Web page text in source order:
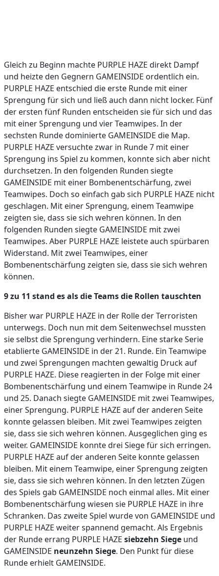
Gleich zu Beginn machte PURPLE HAZE direkt Dampf
und heizte den Gegnern GAMEINSIDE ordentlich ein.
PURPLE HAZE entschied die erste Runde mit einer
Sprengung für sich und ließ auch dann nicht locker. Fünf
der ersten fünf Runden entscheiden sie für sich und das
mit einer Sprengung und vier Teamwipes. In der
sechsten Runde dominierte GAMEINSIDE die Map.
PURPLE HAZE versuchte zwar in Runde 7 mit einer
Sprengung ins Spiel zu kommen, konnte sich aber nicht
durchsetzen. In den folgenden Runden siegte
GAMEINSIDE mit einer Bombenentschärfung, zwei
Teamwipes. Doch so einfach gab sich PURPLE HAZE nicht
geschlagen. Mit einer Sprengung, einem Teamwipe
zeigten sie, dass sie sich wehren können. In den
folgenden Runden siegte GAMEINSIDE mit zwei
Teamwipes. Aber PURPLE HAZE leistete auch spürbaren
Widerstand. Mit zwei Teamwipes, einer
Bombenentschärfung zeigten sie, dass sie sich wehren
können.
9 zu 11 stand es als die Teams die Rollen tauschten
Bisher war PURPLE HAZE in der Rolle der Terroristen
unterwegs. Doch nun mit dem Seitenwechsel mussten
sie selbst die Sprengung verhindern. Eine starke Serie
etablierte GAMEINSIDE in der 21. Runde. Ein Teamwipe
und zwei Sprengungen machten gewaltig Druck auf
PURPLE HAZE. Diese reagierten in der Folge mit einer
Bombenentschärfung und einem Teamwipe in Runde 24
und 25. Danach siegte GAMEINSIDE mit zwei Teamwipes,
einer Sprengung. PURPLE HAZE auf der anderen Seite
konnte gelassen bleiben. Mit zwei Teamwipes zeigten
sie, dass sie sich wehren können. Ausgeglichen ging es
weiter. GAMEINSIDE konnte drei Siege für sich erringen.
PURPLE HAZE auf der anderen Seite konnte gelassen
bleiben. Mit einem Teamwipe, einer Sprengung zeigten
sie, dass sie sich wehren können. In den letzten Zügen
des Spiels gab GAMEINSIDE noch einmal alles. Mit einer
Bombenentschärfung wiesen sie PURPLE HAZE in ihre
Schranken. Das zweite Spiel wurde von GAMEINSIDE und
PURPLE HAZE weiter spannend gemacht. Als Ergebnis
der Runde errang PURPLE HAZE siebzehn Siege und
GAMEINSIDE neunzehn Siege. Den Punkt für diese
Runde erhielt GAMEINSIDE.